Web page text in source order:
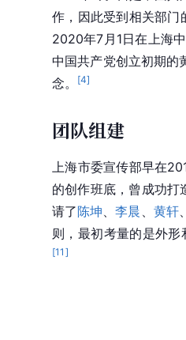
作，因此受到相关部门
2020年7月1日在上海
中国共产党创立初期的
念。
[4]
团队组建
上海市委宣传部早在
的创作班底，曾成功打
请了陈坤 、李晨 黄轩
则，最初考量的是外
[11 ]